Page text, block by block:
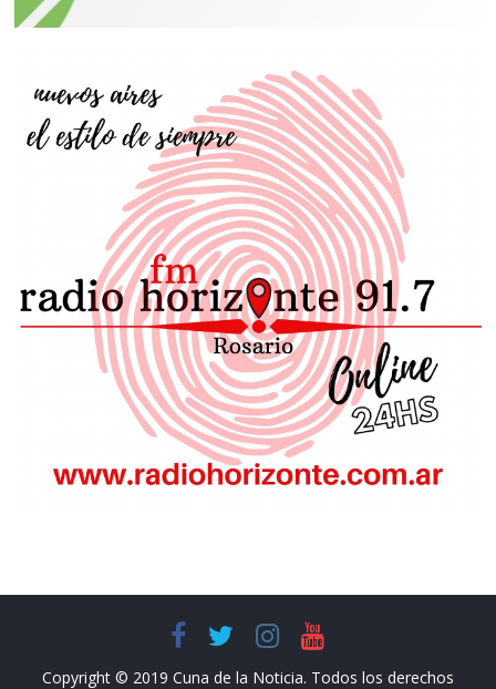
Copyright © 2019 Cuna de la Noticia. Todos los derechos